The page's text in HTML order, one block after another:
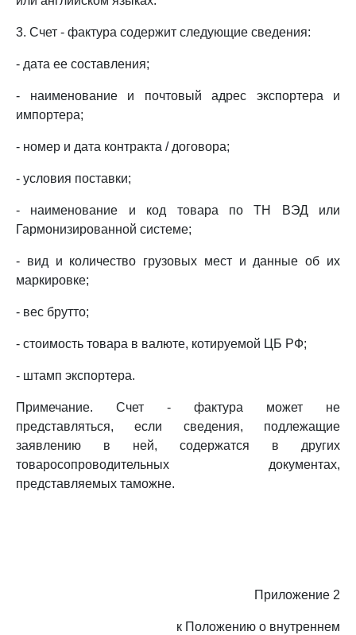
3. Счет - фактура содержит следующие сведения:
- дата ее составления;
- наименование и почтовый адрес экспортера и
импортера;
- номер и дата контракта / договора;
- условия поставки;
- наименование и код товара по ТН ВЭД или
Гармонизированной системе;
- вид и количество грузовых мест и данные об их
маркировке;
- вес брутто;
- стоимость товара в валюте, котируемой ЦБ РФ;
- штамп экспортера.
Примечание. Счет - фактура может не
представляться, если сведения, подлежащие
заявлению в ней, содержатся в других
товаросопроводительных документах,
представляемых таможне.
Приложение 2
к Положению о внутреннем